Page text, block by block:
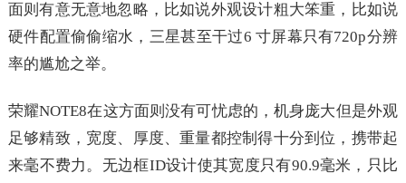
面则有意无意地忽略，比如说外观设计粗大笨重，比如说
硬件配置偷偷缩水，三星甚至干过6 寸屏幕只有720p分辨
率的尴尬之举。
荣耀NOTE8在这方面则没有可忧虑的，机身庞大但是外观
足够精致，宽度、厚度、重量都控制得十分到位，携带起
来毫不费力。无边框ID设计使其宽度只有90.9毫米，只比